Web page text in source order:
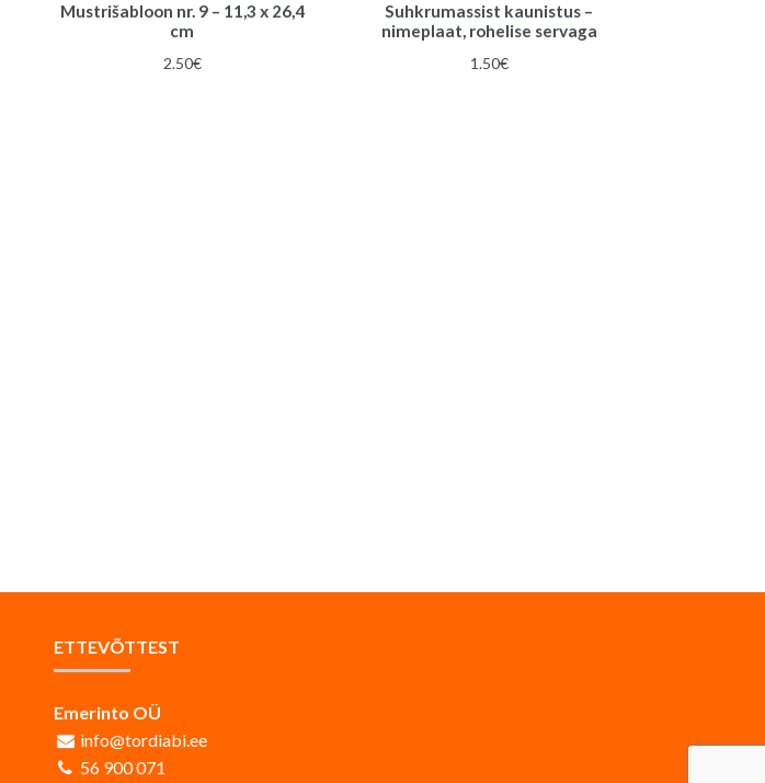
Mustrišabloon nr. 9 – 11,3 x 26,4
cm
2.50€
Suhkrumassist kaunistus –
nimeplaat, rohelise servaga
1.50€
ETTEVÕTTEST
Emerinto OÜ
info@tordiabi.ee
56 900 071